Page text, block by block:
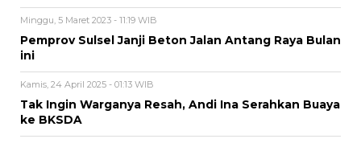
Minggu, 5 Maret 2023 - 11:19 WIB
Pemprov Sulsel Janji Beton Jalan Antang Raya Bulan
ini
Kamis, 24 April 2025 - 01:13 WIB
Tak Ingin Warganya Resah, Andi Ina Serahkan Buaya
ke BKSDA